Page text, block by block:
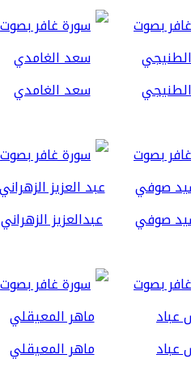
سعد الغامدي
صوفي عبدالعزيز الزهراني
عباد ماهر المعيقلي